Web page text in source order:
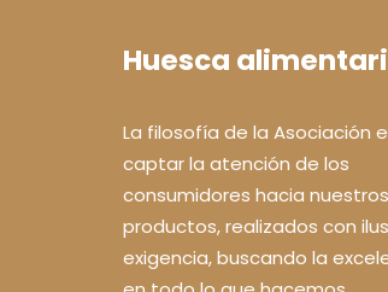
Huesca
La filosofía de la Asociación
captar la atención de los
consumidores hacia nuestros
productos, realizados con
exigencia, buscando la